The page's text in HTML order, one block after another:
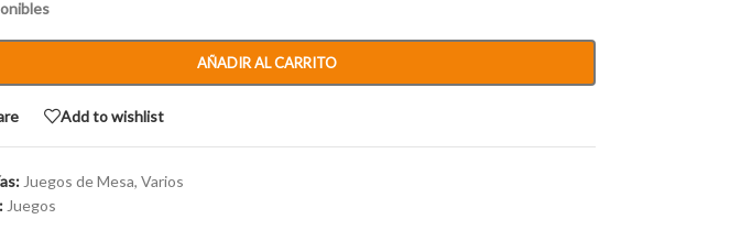
AÑADIR AL CARRITO
Add to wishlist
Juegos de Mesa, Varios
Juegos